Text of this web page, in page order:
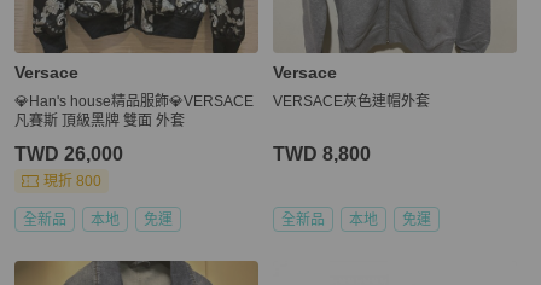
Versace
💎Han's house精品服飾💎VERSACE
凡賽斯 頂級黑牌 雙面 外套
TWD 26,000
現折 800
全新品 本地 免運
Versace
VERSACE灰色連帽外套
TWD 8,800
全新品 本地 免運